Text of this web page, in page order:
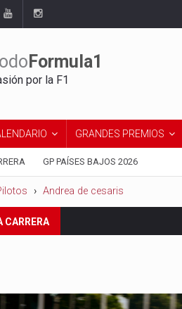
Formula1
por la F1
GRANDES PREMIOS
GP PAÍSES BAJOS 2026
Andrea de cesaris
CARRERA